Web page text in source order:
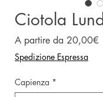
Ciotola Lund
A partire da 20,00€
Spedizione Espressa
Capienza *